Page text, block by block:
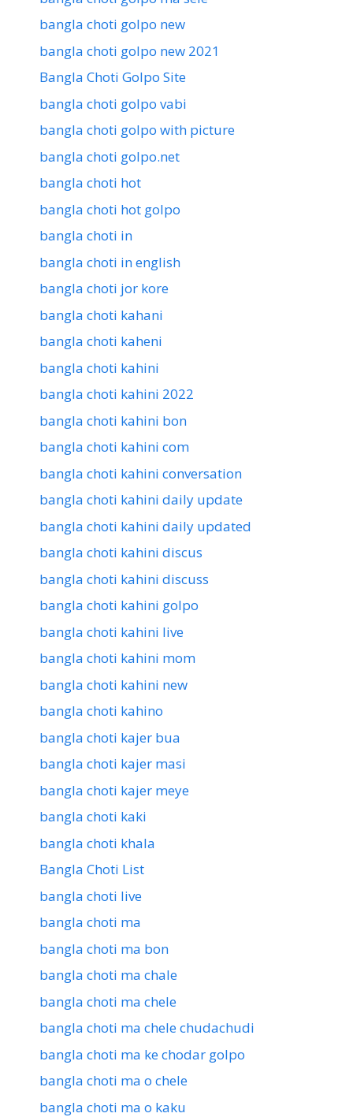
bangla choti golpo new
bangla choti golpo new 2021
Bangla Choti Golpo Site
bangla choti golpo vabi
bangla choti golpo with picture
bangla choti golpo.net
bangla choti hot
bangla choti hot golpo
bangla choti in
bangla choti in english
bangla choti jor kore
bangla choti kahani
bangla choti kaheni
bangla choti kahini
bangla choti kahini 2022
bangla choti kahini bon
bangla choti kahini com
bangla choti kahini conversation
bangla choti kahini daily update
bangla choti kahini daily updated
bangla choti kahini discus
bangla choti kahini discuss
bangla choti kahini golpo
bangla choti kahini live
bangla choti kahini mom
bangla choti kahini new
bangla choti kahino
bangla choti kajer bua
bangla choti kajer masi
bangla choti kajer meye
bangla choti kaki
bangla choti khala
Bangla Choti List
bangla choti live
bangla choti ma
bangla choti ma bon
bangla choti ma chale
bangla choti ma chele
bangla choti ma chele chudachudi
bangla choti ma ke chodar golpo
bangla choti ma o chele
bangla choti ma o kaku